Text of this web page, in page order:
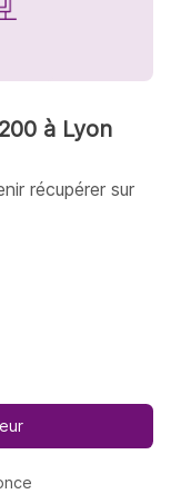
à Lyon
récupérer sur